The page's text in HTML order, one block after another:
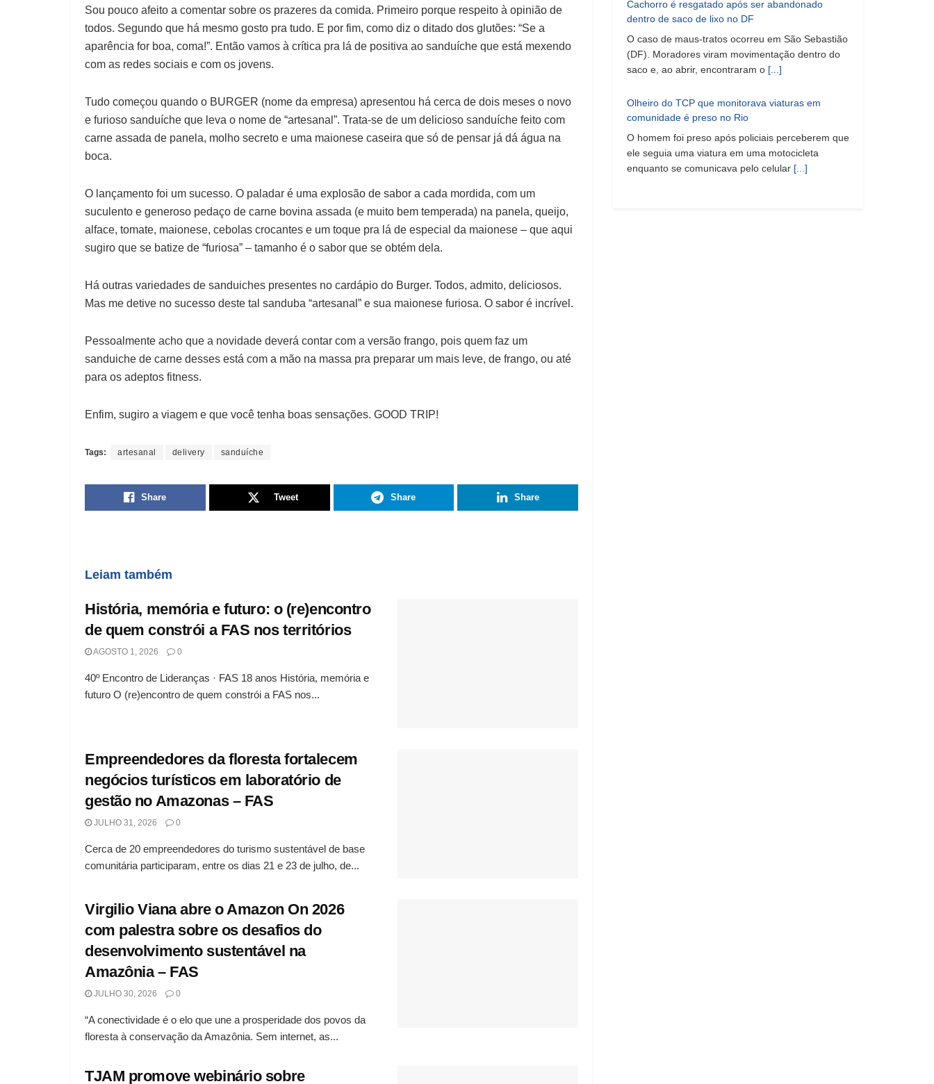
Sou pouco afeito a comentar sobre os prazeres da comida. Primeiro porque respeito à opinião de
todos. Segundo que há mesmo gosto pra tudo. E por fim, como diz o ditado dos glutões: “Se a
aparência for boa, coma!”. Então vamos à crítica pra lá de positiva ao sanduíche que está mexendo
com as redes sociais e com os jovens.
Tudo começou quando o BURGER (nome da empresa) apresentou há cerca de dois meses o novo
e furioso sanduíche que leva o nome de “artesanal”. Trata-se de um delicioso sanduíche feito com
carne assada de panela, molho secreto e uma maionese caseira que só de pensar já dá água na
boca.
O lançamento foi um sucesso. O paladar é uma explosão de sabor a cada mordida, com um
suculento e generoso pedaço de carne bovina assada (e muito bem temperada) na panela, queijo,
alface, tomate, maionese, cebolas crocantes e um toque pra lá de especial da maionese – que aqui
sugiro que se batize de “furiosa” – tamanho é o sabor que se obtém dela.
Há outras variedades de sanduiches presentes no cardápio do Burger. Todos, admito, deliciosos.
Mas me detive no sucesso deste tal sanduba “artesanal” e sua maionese furiosa. O sabor é incrível.
Pessoalmente acho que a novidade deverá contar com a versão frango, pois quem faz um
sanduiche de carne desses está com a mão na massa pra preparar um mais leve, de frango, ou até
para os adeptos fitness.
Enfim, sugiro a viagem e que você tenha boas sensações. GOOD TRIP!
Tags: artesanal delivery sanduíche
Share Tweet Share Share
Leiam também
História, memória e futuro: o (re)encontro
de quem constrói a FAS nos territórios
AGOSTO 1, 2026 0
40º Encontro de Lideranças · FAS 18 anos História, memória e
futuro O (re)encontro de quem constrói a FAS nos...
Empreendedores da floresta fortalecem
negócios turísticos em laboratório de
gestão no Amazonas – FAS
JULHO 31, 2026 0
Cerca de 20 empreendedores do turismo sustentável de base
comunitária participaram, entre os dias 21 e 23 de julho, de...
Virgilio Viana abre o Amazon On 2026
com palestra sobre os desafios do
desenvolvimento sustentável na
Amazônia – FAS
JULHO 30, 2026 0
“A conectividade é o elo que une a prosperidade dos povos da
floresta à conservação da Amazônia. Sem internet, as...
TJAM promove webinário sobre
Cachorro é resgatado após ser abandonado
dentro de saco de lixo no DF
O caso de maus-tratos ocorreu em São Sebastião
(DF). Moradores viram movimentação dentro do
saco e, ao abrir, encontraram o [...]
Olheiro do TCP que monitorava viaturas em
comunidade é preso no Rio
O homem foi preso após policiais perceberem que
ele seguia uma viatura em uma motocicleta
enquanto se comunicava pelo celular [...]